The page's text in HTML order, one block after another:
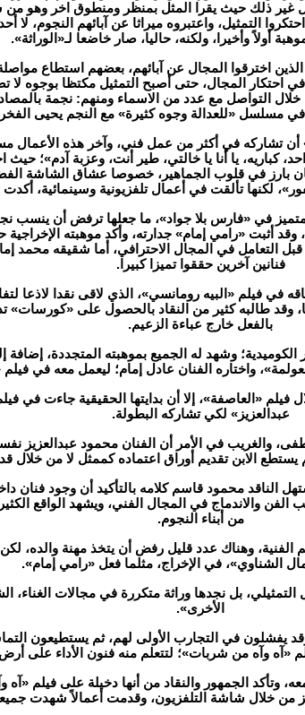
غير ذلك حيث يقرا المثل بمنظر ومنطوق اخر وهو من
التمثيل، واعتبروه ميراثا عن آبائهم النجوم،
أولاً وأخيرا، ولكنه، حاليا، صار خاضعا لـ«الوراثة».
اخترقوا المجال عن آبائهم، بعضهم استطاع
احتكار المجال، حتى أصبح التمثيل مكتظا بوجوه
التواصل مع عدد من الاسماء ومنهم: نجمة
مسلسل «للعدالة وجوه كثيرة» مع النجم يحيى
أن تشاركه في أكثر من عمل فني، وآخر هذه الأعمال
كباريه، يا أنا يا خالتي، طير أنت، وعزبة آدم»؛
بارز في قلوب الجماهير، خصوصا عشاق الشاشة
لكنها تألقت في أعمال تلفزيونية وسينمائية، أكدت
في «فارس بلا جواد»، ما جعلها ترفض أن ينسب
وقد أثبت «رامي إمام» جدارته، وأكد موهبته
ومرقص»، و«أمير الظلام»، بعد قيامه بإخراج 6 أفلام، قبل التعامل في المجال
فنانين آخرين حققوا تميزا كبيرا.
في فيلم «البيه رومانسي»، الذي لاقى نقدا لاذعا
طالبه كثير من النقاد بالحصول على «كورسات»
بالفعل خارج عباءة الزعيم.
وشهد له الجميع بموهبته المتجددة، إضافة
واختاره الفنان عادل إمام؛ ليعمل معه في
منة شلبي مجال التمثيل في 3 ثوانٍ من خلال فيلم «العاصفة»، إلا أن
عبدالعزيز» لكي تشاركه البطولة.
والغريب في الأمر أن الفنان محمود عبدالعزيز
الابن تقديم أوراق اعتماده كممثل لا من خلال
الناقد محمود قاسم كلامه بالتأكيد أن وجود فنان
والاندماج في المجال الفني، ويشهد الواقع
من أبناء النجوم.
الفنية، وهناك عدد قليل رفض أن يتخذ مهنة
الشناوي»، في الإخراج، مثلما فعل «رامي إمام».
بل نجدها وراثة متكررة في مجالات الغناء،
الأخرى».
وقد يفشلون في التجارب الأولى لهم، ثم يستطيعون
«آه وآه من شربات»؛ لتتعلم منه فنون الأداء على
وتأكد الجمهور والنقاد من أنها دخيلة على فيلم
من خلال شاشة التلفزيون، وقدمت أعمالاً شهدت